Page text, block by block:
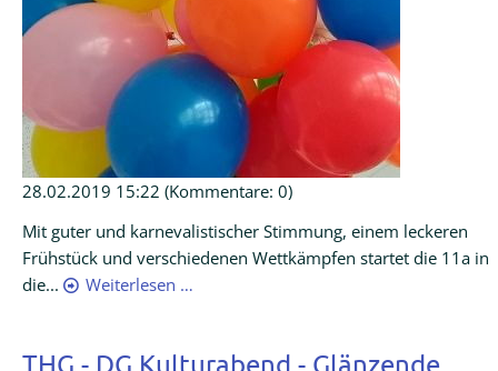
28.02.2019 15:22 (Kommentare: 0)
Mit guter und karnevalistischer Stimmung, einem leckeren
Frühstück und verschiedenen Wettkämpfen startet die 11a in
die...
Weiterlesen …
THG - DG Kulturabend - Glänzende